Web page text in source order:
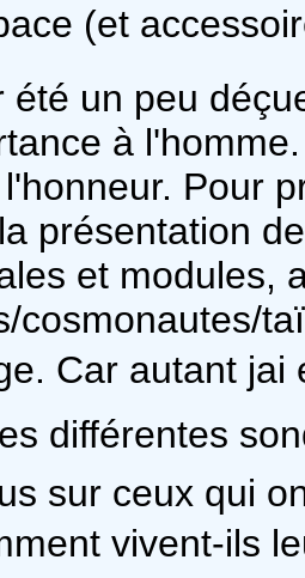
(et
été un peu
à
Pour
présentation
et modules,
cosmonautes/
Car autant
différentes
sur ceux qui
vivent-ils